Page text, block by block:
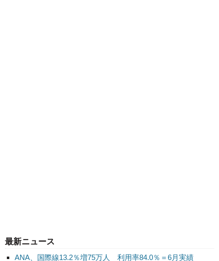
最新ニュース
ANA、国際線13.2％増75万人 利用率84.0％＝6月実績